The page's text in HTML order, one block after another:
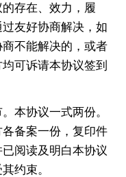
存在、效力，履
友好协商解决，如
不能解决的，或者
可诉请本协议签到
本协议一式两份。
备案一份，复印件
阅读及明白本协议
约束。